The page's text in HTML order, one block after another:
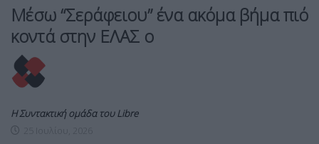
Μέσω “Σεράφειου” ένα ακόμα βήμα πιό
κοντά στην ΕΛΑΣ ο
Η Συντακτική ομάδα του Libre